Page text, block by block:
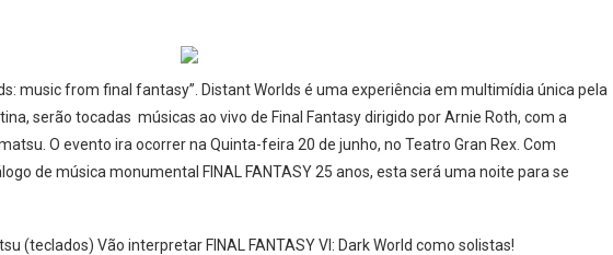
music from final fantasy”. Distant Worlds é uma experiência em multimídia única pela
serão tocadas músicas ao vivo de Final Fantasy dirigido por Arnie Roth, com a
O evento ira ocorrer na Quinta-feira 20 de junho, no Teatro Gran Rex. Com
de música monumental FINAL FANTASY 25 anos, esta será uma noite para se
(teclados) Vão interpretar FINAL FANTASY VI: Dark World como solistas!